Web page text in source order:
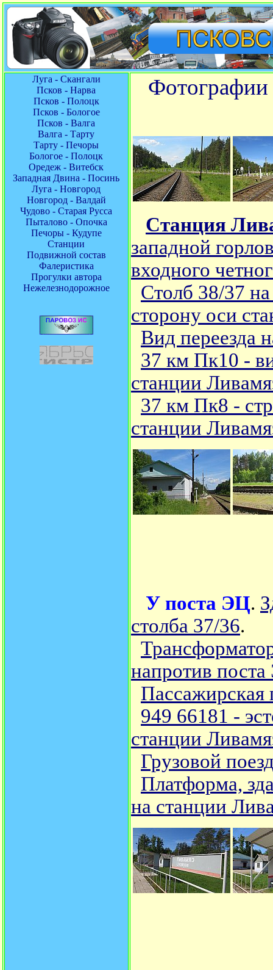
Луга - Скангали
Псков - Нарва
Псков - Полоцк
Псков - Бологое
Псков - Валга
Валга - Тарту
Тарту - Печоры
Бологое - Полоцк
Оредеж - Витебск
Западная Двина - Посинь
Луга - Новгород
Новгород - Валдай
Чудово - Старая Русса
Пыталово - Опочка
Печоры - Кудупе
Станции
Подвижной состав
Фалеристика
Прогулки автора
Нежелезнодорожное
Фотографии
Станция
западной
входного
Столб 38/37
сторону оси
Вид переезда
37 км Пк10 -
станции
37 км Пк8 -
станции
У поста ЭЦ.
столба 37/36.
напротив
949 66181 -
станции
Грузовой
Платформа,
на станции